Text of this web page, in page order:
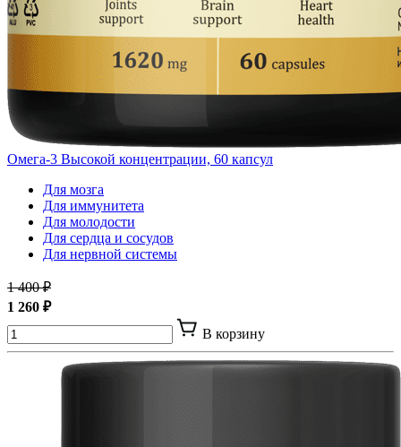
Омега-3 Высокой концентрации, 60 капсул
Для мозга
Для иммунитета
Для молодости
Для сердца и сосудов
Для нервной системы
1 400 ₽
1 260 ₽
В корзину